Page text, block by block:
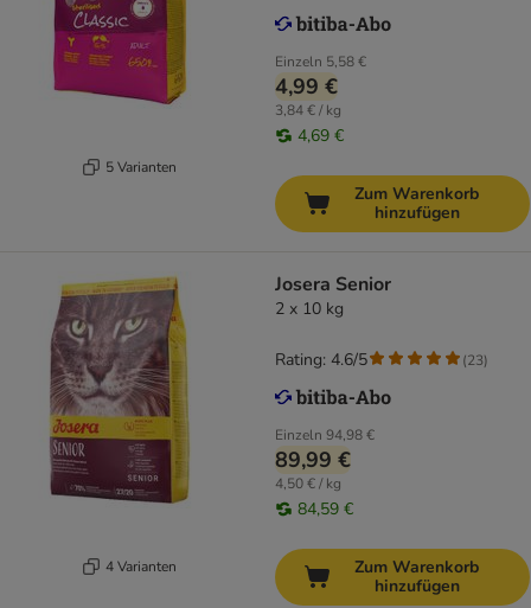
5 Varianten
Einzeln 5,58 €
4,99 €
3,84 € / kg
4,69 €
Zum Warenkorb
hinzufügen
4 Varianten
Josera Senior
2 x 10 kg
Einzeln 94,98 €
89,99 €
4,50 € / kg
84,59 €
Rating: 4.6/5 (23)
Zum Warenkorb
hinzufügen